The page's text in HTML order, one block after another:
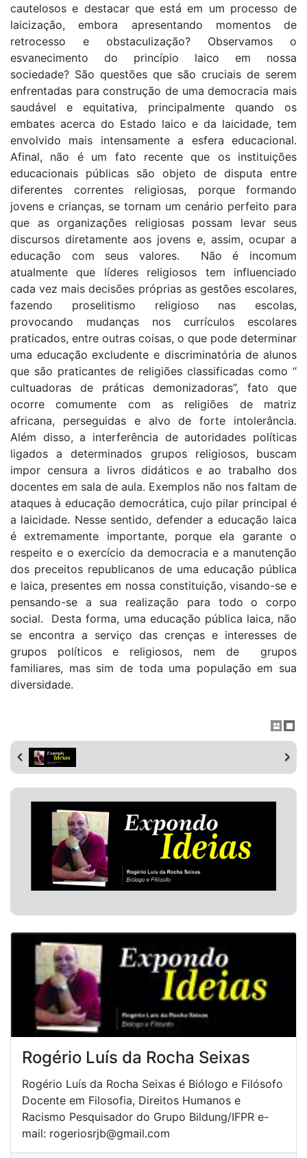
cautelosos e destacar que está em um processo de
laicização, embora apresentando momentos de
retrocesso e obstaculização? Observamos o
esvanecimento do princípio laico em nossa
sociedade? São questões que são cruciais de serem
enfrentadas para construção de uma democracia mais
saudável e equitativa, principalmente quando os
embates acerca do Estado laico e da laicidade, tem
envolvido mais intensamente a esfera educacional.
Afinal, não é um fato recente que os instituições
educacionais públicas são objeto de disputa entre
diferentes correntes religiosas, porque formando
jovens e crianças, se tornam um cenário perfeito para
que as organizações religiosas possam levar seus
discursos diretamente aos jovens e, assim, ocupar a
educação com seus valores. Não é incomum
atualmente que líderes religiosos tem influenciado
cada vez mais decisões próprias as gestões escolares,
fazendo proselitismo religioso nas escolas,
provocando mudanças nos currículos escolares
praticados, entre outras coisas, o que pode determinar
uma educação excludente e discriminatória de alunos
que são praticantes de religiões classificadas como “
cultuadoras de práticas demonizadoras”, fato que
ocorre comumente com as religiões de matriz
africana, perseguidas e alvo de forte intolerância.
Além disso, a interferência de autoridades políticas
ligados a determinados grupos religiosos, buscam
impor censura a livros didáticos e ao trabalho dos
docentes em sala de aula. Exemplos não nos faltam de
ataques à educação democrática, cujo pilar principal é
a laicidade. Nesse sentido, defender a educação laica
é extremamente importante, porque ela garante o
respeito e o exercício da democracia e a manutenção
dos preceitos republicanos de uma educação pública
e laica, presentes em nossa constituição, visando-se e
pensando-se a sua realização para todo o corpo
social. Desta forma, uma educação pública laica, não
se encontra a serviço das crenças e interesses de
grupos políticos e religiosos, nem de grupos
familiares, mas sim de toda uma população em sua
diversidade.
Rogério Luís da Rocha Seixas
Rogério Luís da Rocha Seixas é Biólogo e Filósofo
Docente em Filosofia, Direitos Humanos e
Racismo Pesquisador do Grupo Bildung/IFPR e-
mail: rogeriosrjb@gmail.com